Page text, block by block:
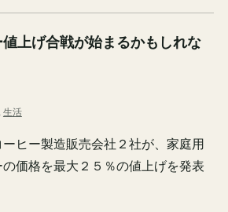
上げ合戦が始まるかもしれな
生活
ヒー製造販売会社２社が、家庭用
価格を最大２５％の値上げを発表